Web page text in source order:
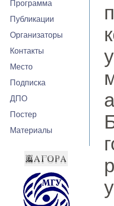
Программа
Публикации
Организаторы
Контакты
Место
Подписка
ДПО
Постер
Материалы